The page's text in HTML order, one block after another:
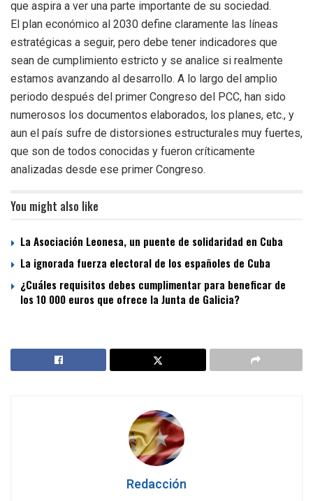
que aspira a ver una parte importante de su sociedad.
El plan económico al 2030 define claramente las líneas
estratégicas a seguir, pero debe tener indicadores que
sean de cumplimiento estricto y se analice si realmente
estamos avanzando al desarrollo. A lo largo del amplio
periodo después del primer Congreso del PCC, han sido
numerosos los documentos elaborados, los planes, etc., y
aun el país sufre de distorsiones estructurales muy fuertes,
que son de todos conocidas y fueron críticamente
analizadas desde ese primer Congreso.
You might also like
La Asociación Leonesa, un puente de solidaridad en Cuba
La ignorada fuerza electoral de los españoles de Cuba
¿Cuáles requisitos debes cumplimentar para beneficar de
los 10 000 euros que ofrece la Junta de Galicia?
Redacción